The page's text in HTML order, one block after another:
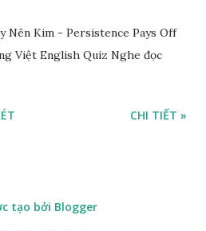
Nên Kim - Persistence Pays Off
Việt English Quiz Nghe đọc
CHI TIẾT »
tạo bởi Blogger